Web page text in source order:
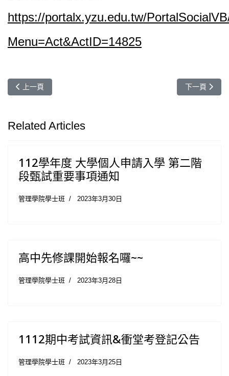
https://portalx.yzu.edu.tw/
Menu=Act&ActID=14825
上一篇文章: 【元智會計】114新生線上說明會來囉~
上一頁 下一篇文章:
下一頁
Related Articles
112學年度 大學個人申請入學 第二階
段甄試重要事項通知
管理學院學士班 2023年3月30日
高中先修課開始報名囉~~
管理學院學士班 2023年3月28日
1112期中考試資訊&衝堂考登記公告
管理學院學士班 2023年3月25日